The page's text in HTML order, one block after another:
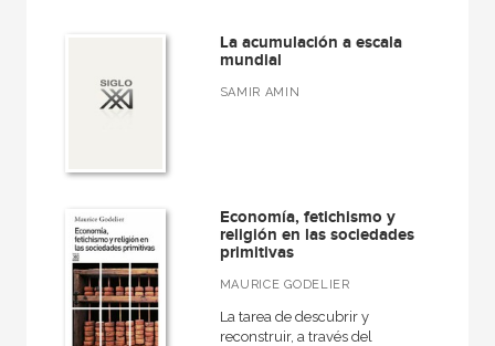
La acumulación a escala
mundial
SAMIR AMIN
Economía, fetichismo y
religión en las sociedades
primitivas
MAURICE GODELIER
La tarea de descubrir y
reconstruir, a través del